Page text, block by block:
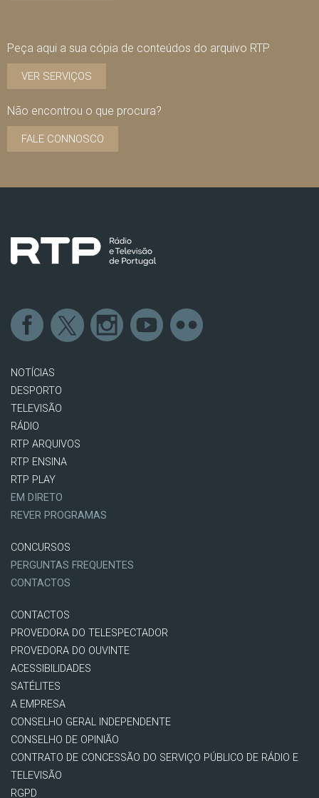
Peça aqui a sua cópia de conteúdos do arquivo RTP
VER SERVIÇOS
Não encontrou o que procura?
FALE CONNOSCO
NOTÍCIAS
DESPORTO
TELEVISÃO
RÁDIO
RTP ARQUIVOS
RTP ENSINA
RTP PLAY
EM DIRETO
REVER PROGRAMAS
CONCURSOS
PERGUNTAS FREQUENTES
CONTACTOS
CONTACTOS
PROVEDORA DO TELESPECTADOR
PROVEDORA DO OUVINTE
ACESSIBILIDADES
SATÉLITES
A EMPRESA
CONSELHO GERAL INDEPENDENTE
CONSELHO DE OPINIÃO
CONTRATO DE CONCESSÃO DO SERVIÇO PÚBLICO DE RÁDIO E
TELEVISÃO
RGPD